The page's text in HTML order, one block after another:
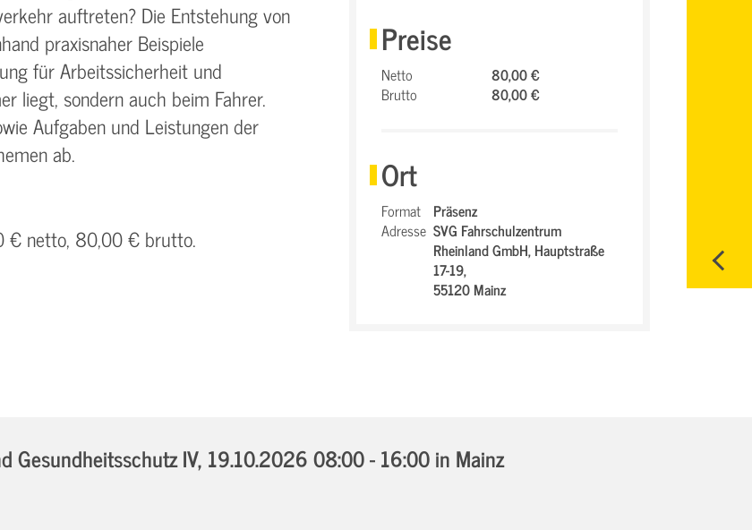
auftreten? Die Entstehung von
praxisnaher Beispiele
für Arbeitssicherheit und
liegt, sondern auch beim Fahrer.
Aufgaben und Leistungen der
ab.
€ netto, 80,00 € brutto.
Preise
Netto
80,00 €
Brutto
80,00 €
Ort
Format Präsenz
Adresse SVG Fahrschulzentrum
Rheinland GmbH,Hauptstraße
17-19,
55120 Mainz
Gesundheitsschutz IV, 19.10.2026 08:00 - 16:00in Mainz